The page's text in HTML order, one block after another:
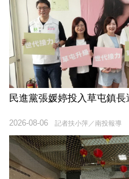
民進黨張媛婷投入草屯鎮
記者扶小萍／南投報導
2026-08-06